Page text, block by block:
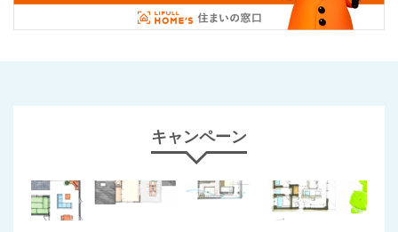
キャンペーン